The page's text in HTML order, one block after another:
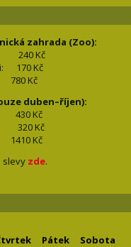
zahrada (Zoo):
240 Kč
170 Kč
Kč
duben–říjen):
Kč
320 Kč
Kč
slevy zde.
Pátek Sobota